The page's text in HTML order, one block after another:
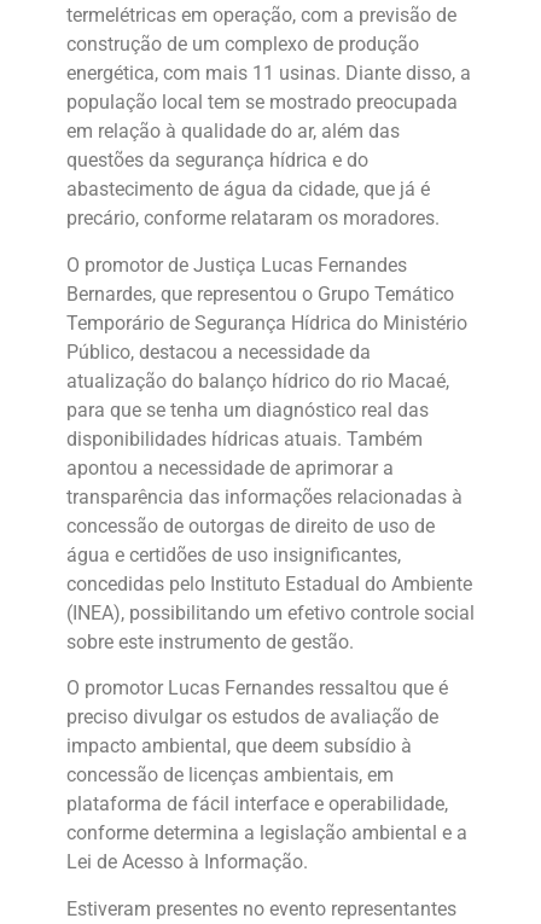
termelétricas em operação, com a previsão de
construção de um complexo de produção
energética, com mais 11 usinas. Diante disso, a
população local tem se mostrado preocupada
em relação à qualidade do ar, além das
questões da segurança hídrica e do
abastecimento de água da cidade, que já é
precário, conforme relataram os moradores.
O promotor de Justiça Lucas Fernandes
Bernardes, que representou o Grupo Temático
Temporário de Segurança Hídrica do Ministério
Público, destacou a necessidade da
atualização do balanço hídrico do rio Macaé,
para que se tenha um diagnóstico real das
disponibilidades hídricas atuais. Também
apontou a necessidade de aprimorar a
transparência das informações relacionadas à
concessão de outorgas de direito de uso de
água e certidões de uso insignificantes,
concedidas pelo Instituto Estadual do Ambiente
(INEA), possibilitando um efetivo controle social
sobre este instrumento de gestão.
O promotor Lucas Fernandes ressaltou que é
preciso divulgar os estudos de avaliação de
impacto ambiental, que deem subsídio à
concessão de licenças ambientais, em
plataforma de fácil interface e operabilidade,
conforme determina a legislação ambiental e a
Lei de Acesso à Informação.
Estiveram presentes no evento representantes